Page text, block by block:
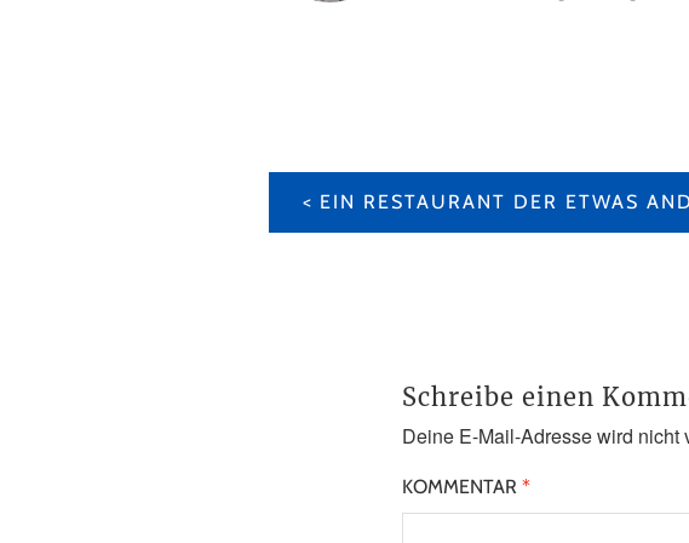
BEITRAGS-
NAVIGATION
Schreibe einen
Deine E-Mail-Adresse wird nicht
KOMMENTAR *